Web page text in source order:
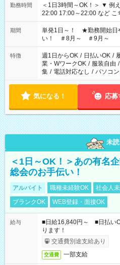
勤務時間
＜1日3時間～OK！＞ ▼ 例えば… ▼ 15:00～18:00 15:00～
22:00 17:00～22:00 など こちら以外の時間もお気軽にご相談く
ださい！
期間
単発1日～！ ★勤務開始日
い！ ＃8月～ ＃9月～
特徴 週1日からOK / 日払いOK /
業・WワークOK / 服装自由 /
集 / 電話対応なし / パソコ
気になる！ 応募
未読
＜1日～OK！＞あの有名
総会のお手伝い！
アルバイト 職種未経験OK 社会人
ブランクOK
WEB登録・面接OK
給与
■日給16,840円～ ■日払い
ります！
交通費別途支給あり
交通費 一部支給